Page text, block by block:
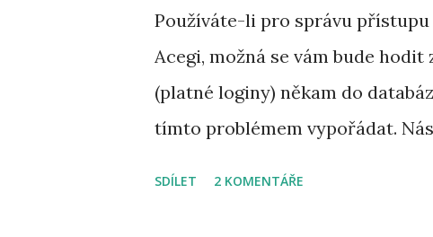
guarantee . Sample content of
xmlns="http://xmlns.jcp.org/
xmlns:xsi="http://www.w3.org/
xsi:schemaLocation="http://
Používáte-li pro správu
Acegi, možná se vám bude
(platné loginy) někam do
tímto problémem vypořádat.
SDÍLET 2 KOMENTÁŘE